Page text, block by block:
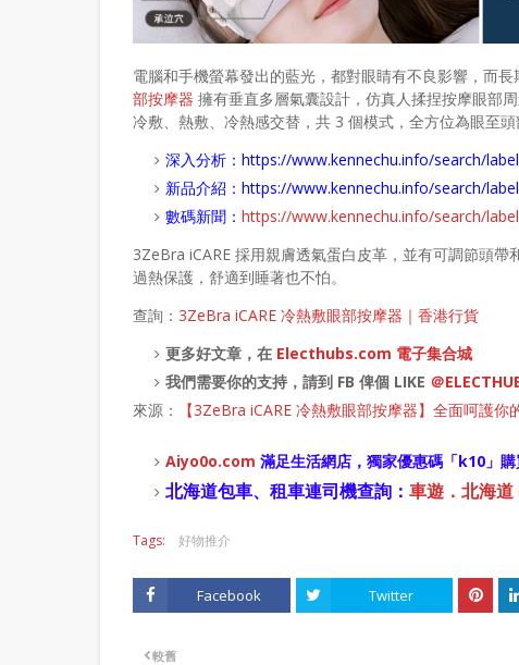
電腦和手機螢幕發出的藍光，都對眼睛有不良影響，而
部按摩器 擁有垂直多層氣囊設計，仿真人揉捏按摩眼部
冷敷、熱敷、冷熱感交替，共 3 個模式，全方位為眼至頭
深入分析： https://www.kennechu.info/search/
新品介紹： https://www.kennechu.info/search/
數碼新聞： https://www.kennechu.info/search/
3ZeBra iCARE 採用親膚透氣蛋白皮革，並有可調節頭
過熱保護，舒適到睡著也不怕。
查詢： 3ZeBra iCARE 冷熱敷眼部按摩器｜香港行貨
更多好文章，在 Electhubs.com 電子集合城
我們需要你的支持，請到 FB 俾個 LIKE ＠
來源：
【3ZeBra iCARE 冷熱敷眼部按摩器】全面呵護
Aiyo0o.com 滿足生活網店， 獨家優惠碼「k10 」
北海道包車、租車連司機查詢： 車遊．北海
Tags: 好物推介
Facebook Twitter
較舊